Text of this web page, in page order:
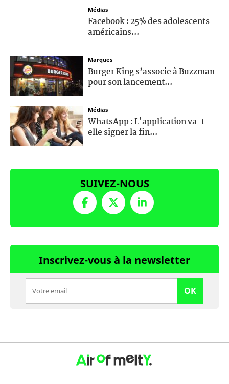
Médias
Facebook : 25% des adolescents
américains...
Marques
Burger King s’associe à Buzzman
pour son lancement...
Médias
WhatsApp : L'application va-t-
elle signer la fin...
SUIVEZ-NOUS
Inscrivez-vous à la newsletter
OK